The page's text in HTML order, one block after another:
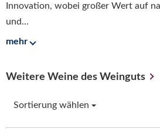
Innovation, wobei großer Wert auf
und...
mehr
Weitere Weine des Weinguts
Sortierung wählen